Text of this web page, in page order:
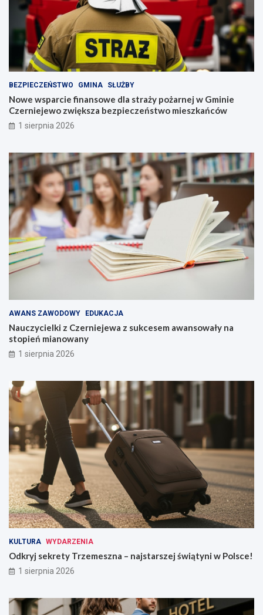
BEZPIECZEŃSTWO GMINA SŁUŻBY
Nowe wsparcie finansowe dla straży pożarnej w Gminie
Czerniejewo zwiększa bezpieczeństwo mieszkańców
1 sierpnia 2026
AWANS ZAWODOWY EDUKACJA
Nauczycielki z Czerniejewa z sukcesem awansowały na
stopień mianowany
1 sierpnia 2026
KULTURA WYDARZENIA
Odkryj sekrety Trzemeszna – najstarszej świątyni w Polsce!
1 sierpnia 2026